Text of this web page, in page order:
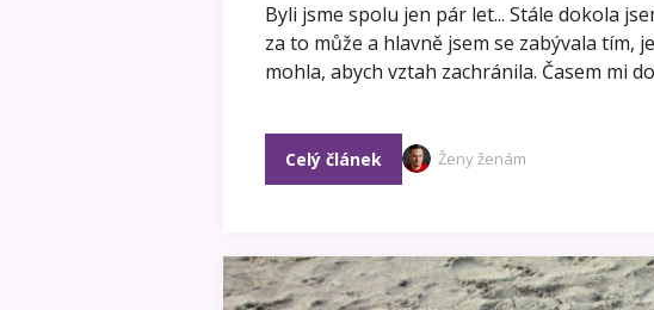
Byli jsme spolu jen pár let... Stále dokola
za to může a hlavně jsem se zabývala tím,
mohla, abych vztah zachránila. Časem mi
Celý článek Ženy ženám